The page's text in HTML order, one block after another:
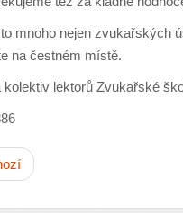
mnoho nejen zvukařských
na čestném místě.
kolektiv lektorů Zvukařské